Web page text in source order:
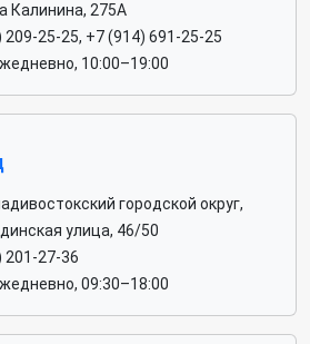
Калинина, 275А
209-25-25, +7 (914) 691-25-25
10:00–19:00
городской округ,
улица, 46/50
201-27-36
09:30–18:00